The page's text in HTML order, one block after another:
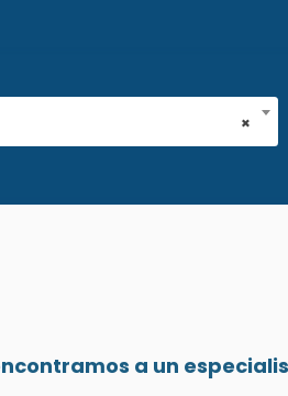
×
a un